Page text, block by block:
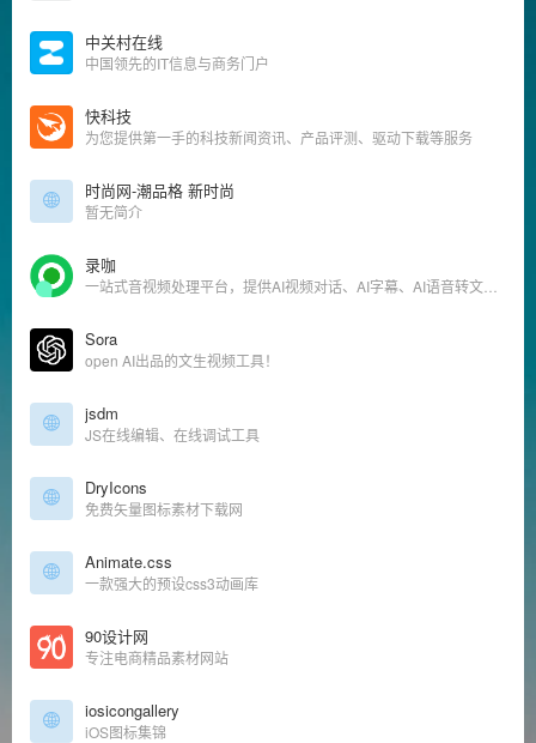
中关村在线
中国领先的IT信息与商务门户
快科技
为您提供第一手的科技新闻资讯、产品评测、驱动下载等服务
时尚网-潮品格 新时尚
暂无简介
录咖
Sora
open AI出品的文生视频工具！
jsdm
JS在线编辑、在线调试工具
DryIcons
免费矢量图标素材下载网
Animate.css
一款强大的预设css3动画库
90设计网
专注电商精品素材网站
iosicongallery
iOS图标集锦